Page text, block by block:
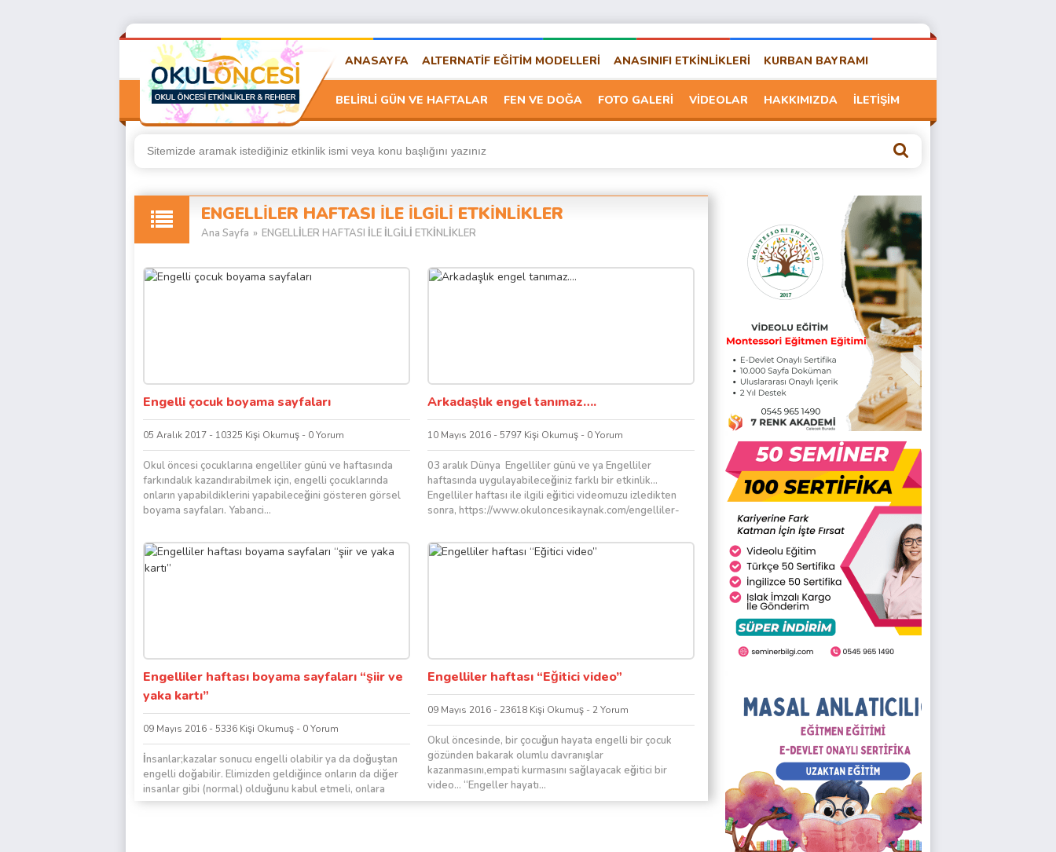
ANASAYFA ALTERNATİF EĞİTİM MODELLERİ ANASINIFI ETKİNLİKLERİ KURBAN BAYRAMI
BELİRLİ GÜN VE HAFTALAR FEN VE DOĞA FOTO GALERİ VİDEOLAR HAKKIMIZDA İLETİŞİM
ENGELLİLER HAFTASI İLE İLGİLİ ETKİNLİKLER
Ana Sayfa » ENGELLİLER HAFTASI İLE İLGİLİ ETKİNLİKLER
Engelli çocuk boyama sayfaları
05 Aralık 2017 - 10325 Kişi Okumuş - 0 Yorum
Okul öncesi çocuklarına engelliler günü ve haftasında
farkındalık kazandırabilmek için, engelli çocuklarında
onların yapabildiklerini yapabileceğini gösteren görsel
boyama sayfaları. Yabanci...
Arkadaşlık engel tanımaz….
10 Mayıs 2016 - 5797 Kişi Okumuş - 0 Yorum
03 aralık Dünya Engelliler günü ve ya Engelliler
haftasında uygulayabileceğiniz farklı bir etkinlik…
Engelliler haftası ile ilgili eğitici videomuzu izledikten
sonra, https://www.okuloncesikaynak.com/engelliler-
Engelliler haftası boyama sayfaları “şiir ve
yaka kartı”
09 Mayıs 2016 - 5336 Kişi Okumuş - 0 Yorum
İnsanlar;kazalar sonucu engelli olabilir ya da doğuştan
engelli doğabilir. Elimizden geldiğince onların da diğer
insanlar gibi (normal) olduğunu kabul etmeli, onlara
acımamalı, onlarla...
Engelliler haftası “Eğitici video”
09 Mayıs 2016 - 23618 Kişi Okumuş - 2 Yorum
Okul öncesinde, bir çocuğun hayata engelli bir çocuk
gözünden bakarak olumlu davranışlar
kazanmasını,empati kurmasını sağlayacak eğitici bir
video… “Engeller hayatı...